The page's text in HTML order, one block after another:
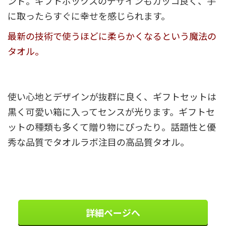
に取ったらすぐに幸せを感じられます。
最新の技術で使うほどに柔らかくなるという魔法の
タオル。
使い心地とデザインが抜群に良く、ギフトセットは
黒く可愛い箱に入ってセンスが光ります。ギフトセ
ットの種類も多くて贈り物にぴったり。話題性と優
秀な品質でタオルラボ注目の高品質タオル。
詳細ページへ